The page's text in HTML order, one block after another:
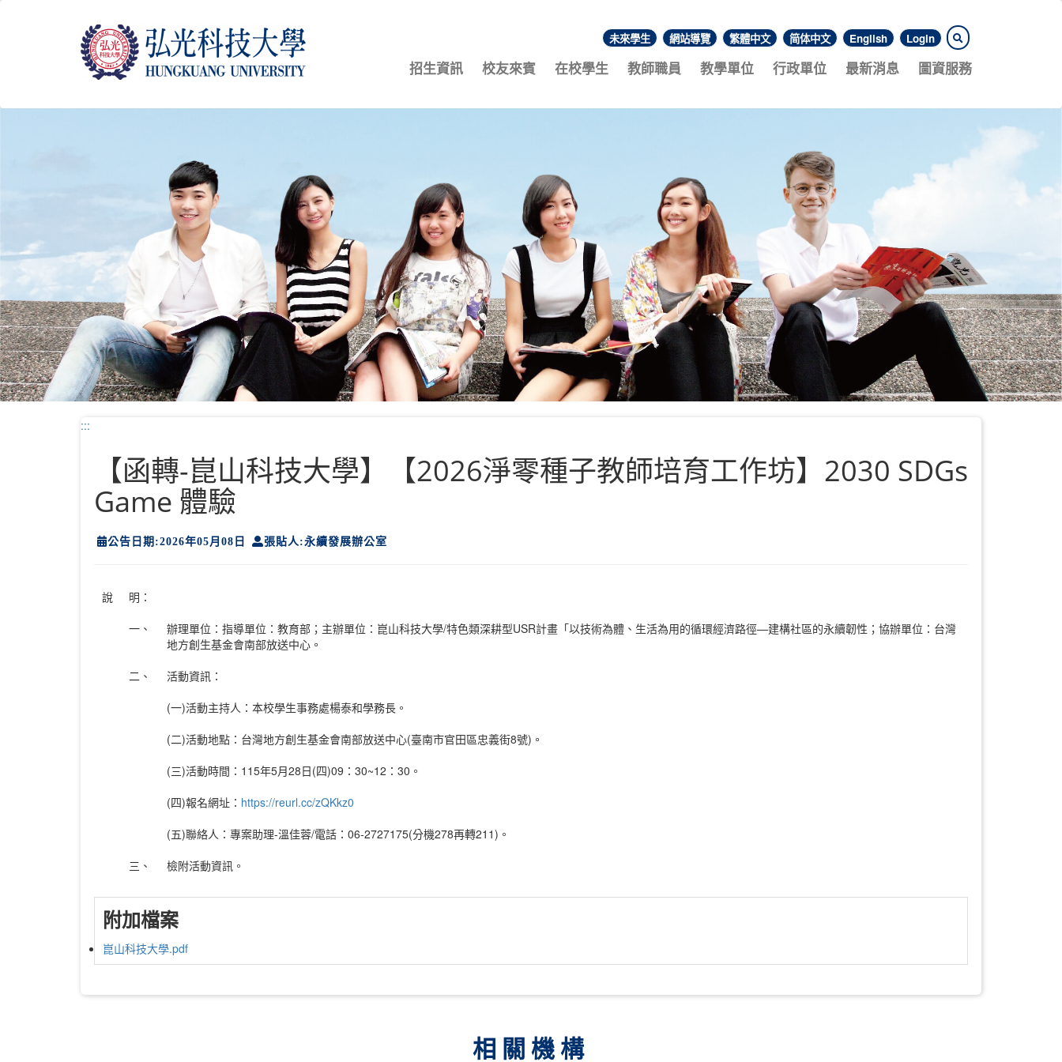
內
:::
未來學生 網站導覽 繁體中文 简体中文 English Login
招生資訊 校友來賓 在校學生 教師職員 教學單位 行政單位 最新消息 圖資服務
:::
【函轉-崑山科技大學】【2026淨零種子教師培育工作坊】2030 SDGs
Game 體驗
公告日期:2026年05月08日 張貼人:永續發展辦公室
說
明：
一、
辦理單位：指導單位：教育部；主辦單位：崑山科技大學/特色類深耕型USR計畫「以技術為體、生活為用的循環經濟路徑—建構社區的永續韌性；協辦單位：台灣
地方創生基金會南部放送中心。
二、
活動資訊：
(一)活動主持人：本校學生事務處楊泰和學務長。
(二)活動地點：台灣地方創生基金會南部放送中心(臺南市官田區忠義街8號)。
(三)活動時間：115年5月28日(四)09：30~12：30。
(四)報名網址： https://reurl.cc/zQKkz0
(五)聯絡人：專案助理-溫佳蓉/電話：06-2727175(分機278再轉211)。
三、
檢附活動資訊。
附加檔案
崑山科技大學.pdf
相關機構